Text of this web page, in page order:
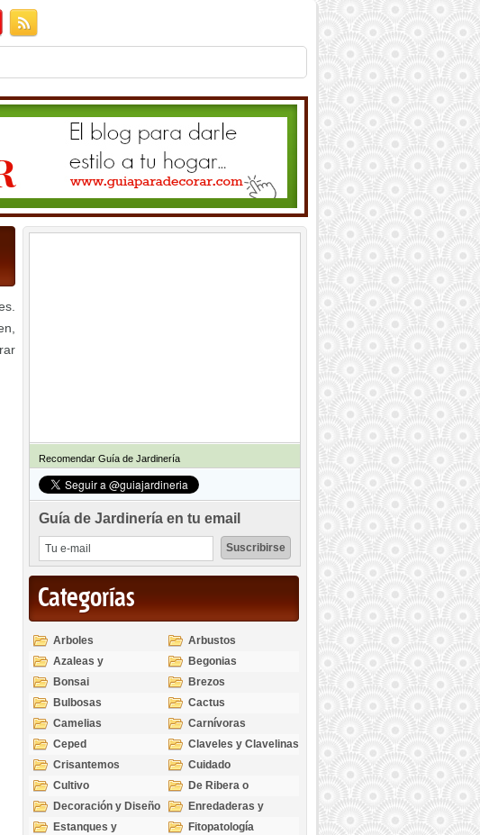
Recomendar Guía de Jardinería
Guía de Jardinería en tu email
Categorías
Arboles
Arbustos
Azaleas y
Rododendros
Begonias
Bonsai
Brezos
Bulbosas
Cactus
Camelias
Carnívoras
Ceped
Claveles y Clavelinas
Crisantemos
Cuidado
Cultivo
De Ribera o
Palustres
Decoración y Diseño
Enredaderas y
cubresuelos
Estanques y
Fitopatología